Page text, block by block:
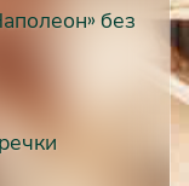
без